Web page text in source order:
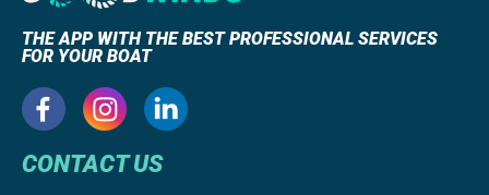
THE APP WITH THE BEST PROFESSIONAL SERVICES
FOR YOUR BOAT
CONTACT US